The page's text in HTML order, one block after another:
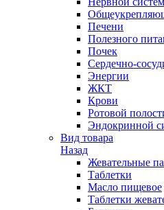
Печени
Полезного
Почек
Сердечно-
Энергии
ЖКТ
Крови
Ротовой
Эндокринной
Вид товара
Назад
Жевательные
Таблетки
Масло пищевое
Таблетки